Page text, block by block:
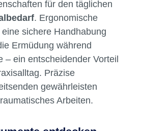
für den täglichen
. Ergonomische
sichere Handhabung
Ermüdung während
– ein entscheidender Vorteil
Präzise
gewährleisten
Arbeiten.